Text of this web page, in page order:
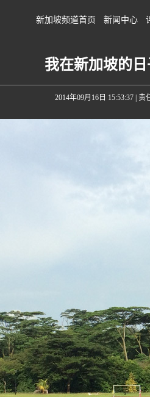
新加坡频道首页 新闻中心
我在新加坡的
2014年09月16日 15:53:37| 责